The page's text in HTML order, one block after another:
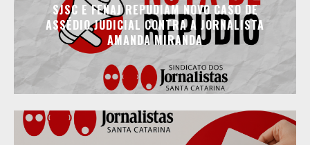
SJSC E FENAJ REPUDIAM NOVO CASO DE
ASSÉDIO JUDICIAL CONTRA A JORNALISTA
AMANDA MIRANDA